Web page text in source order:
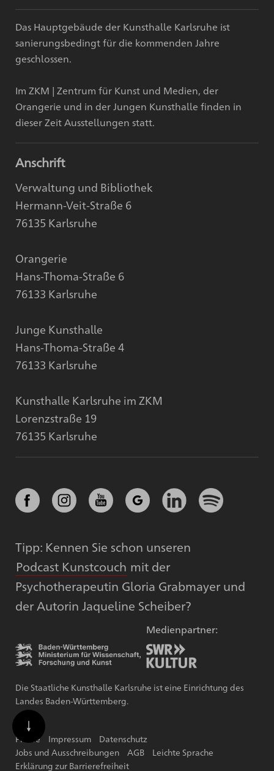
Das Hauptgebäude der Kunsthalle Karlsruhe ist
sanierungsbedingt für die kommenden Jahre
geschlossen.
Im ZKM | Zentrum für Kunst und Medien, der
Orangerie und in der Jungen Kunsthalle finden in
dieser Zeit Ausstellungen statt.
Anschrift
Verwaltung und Bibliothek
Hermann-Veit-Straße 6
76135 Karlsruhe
Orangerie
Hans-Thoma-Straße 6
76133 Karlsruhe
Junge Kunsthalle
Hans-Thoma-Straße 4
76133 Karlsruhe
Kunsthalle Karlsruhe im ZKM
Lorenzstraße 19
76135 Karlsruhe
Tipp: Kennen Sie schon unseren
Podcast Kunstcouch mit der
Psychotherapeutin Gloria Grabmayer und
der Autorin Jaqueline Scheiber?
Medienpartner:
Die Staatliche Kunsthalle Karlsruhe ist eine Einrichtung des
Landes Baden-Württemberg.
Presse Impressum
Datenschutz
Jobs und Ausschreibungen
AGB
Leichte Sprache
Erklärung zur Barrierefreiheit